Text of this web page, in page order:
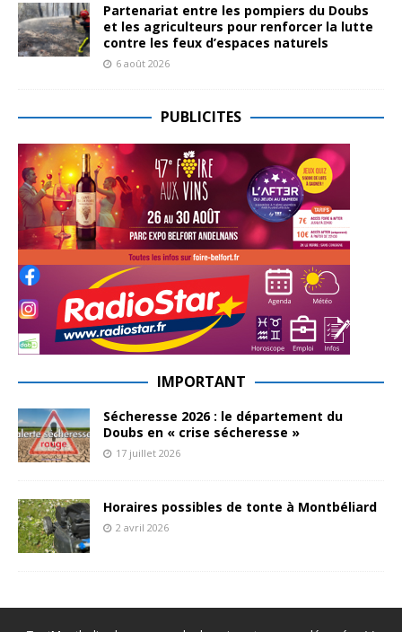
Partenariat entre les pompiers du Doubs
et les agriculteurs pour renforcer la lutte
contre les feux d’espaces naturels
6 août 2026
PUBLICITES
IMPORTANT
Sécheresse 2026 : le département du
Doubs en « crise sécheresse »
17 juillet 2026
Horaires possibles de tonte à Montbéliard
2 avril 2026